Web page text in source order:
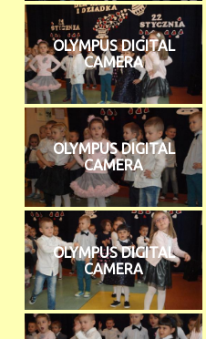
OLYMPUS DIGITAL
CAMERA
OLYMPUS DIGITAL
CAMERA
OLYMPUS DIGITAL
CAMERA